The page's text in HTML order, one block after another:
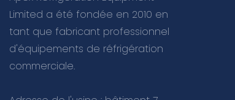
Limited a été fondée en 2010 en
tant que fabricant professionnel
d'équipements de réfrigération
commerciale.